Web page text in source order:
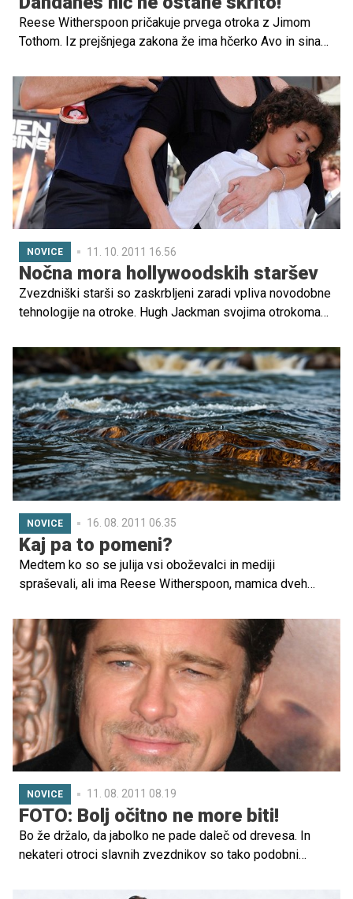
Reese Witherspoon pričakuje prvega otroka z Jimom
Tothom. Iz prejšnjega zakona že ima hčerko Avo in sina
odločila za nakup nosečniških oblačil. Za troje hlače je
odštela kar 450 evrov ...
NOVICE 11. 10. 2011 16.56
Nočna mora hollywoodskih staršev
Zvezdniški starši so zaskrbljeni zaradi vpliva novodobne
tehnologije na otroke. Hugh Jackman svojima otrokoma
Witherspoon pa bi rada preprečila, da bi njena hčerka in
sin na svetovnem spletu našla strani z neprimerno
vsebino.
NOVICE 16. 08. 2011 06.35
Kaj pa to pomeni?
Medtem ko so se julija vsi oboževalci in mediji
spraševali, ali ima Reese Witherspoon, mamica dveh
zdaj konec ugibanj. Zvezdnico so ujeli v kopalkah …
NOVICE 11. 08. 2011 08.19
FOTO: Bolj očitno ne more biti!
Bo že držalo, da jabolko ne pade daleč od drevesa. In
nekateri otroci slavnih zvezdnikov so tako podobni